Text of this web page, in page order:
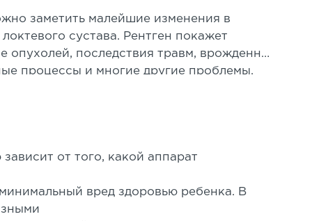
заметить малейшие изменения в
сустава. Рентген покажет
опухолей, последствия травм, врожденные
процессы и многие другие проблемы.
от того, какой аппарат
вред здоровью ребенка. В